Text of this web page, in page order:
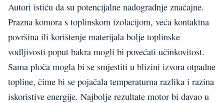
Autori ističu da su potencijalne nadogradnje značajne.
Prazna komora s toplinskom izolacijom, veća kontaktna
površina ili korištenje materijala bolje toplinske
vodljivosti poput bakra mogli bi povećati učinkovitost.
Sama ploča mogla bi se smjestiti u blizini izvora otpadne
topline, čime bi se pojačala temperaturna razlika i razina
iskoristive energije. Najbolje rezultate motor bi davao u